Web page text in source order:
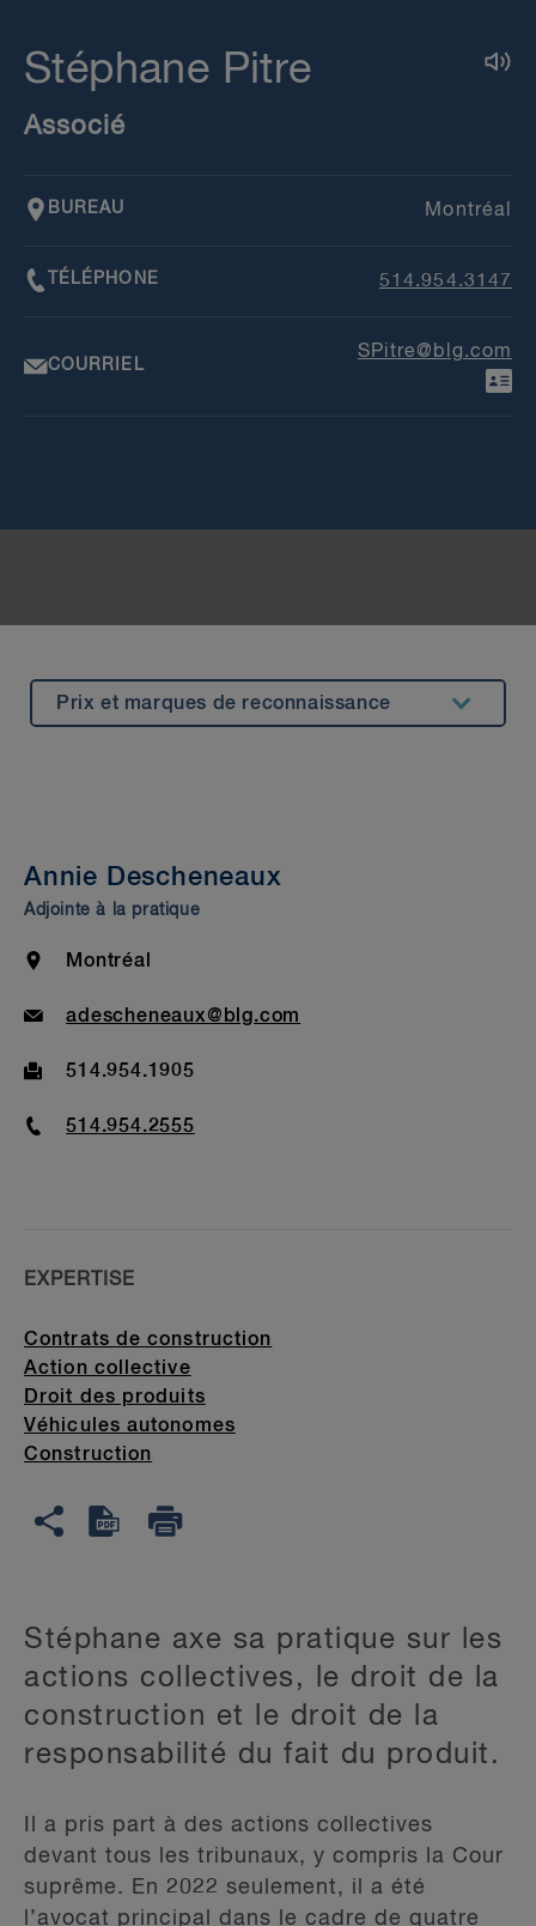
Stéphane Pitre
Associé
BUREAU Montréal
TÉLÉPHONE 514.954.3147
COURRIEL
SPitre@blg.com
À l'extérieur de BLG
Prix et marques de reconnaissance
Stéphane axe sa pratique sur les
actions collectives, le droit de la
construction et le droit de la
responsabilité du fait du produit.
Il a pris part à des actions collectives
devant tous les tribunaux, y compris la Cour
suprême. En 2022 seulement, il a été
l’avocat principal dans le cadre de quatre
Annie Descheneaux
Adjointe à la pratique
Location
Montréal
Emailadescheneaux@blg.com
Fax514.954.1905
Phone514.954.2555
EXPERTISE
Contrats de construction
Action collective
Droit des produits
Véhicules autonomes
Construction